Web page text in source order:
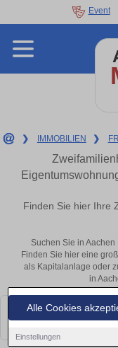
Alle Cookies
Einstellungen
Event
❯ IMMOBILIEN ❯
Finden Sie hier Ihre
Suchen Sie in
Finden Sie hier eine
als Kapitalanlage oder
in
Leider konnten wir derzeit
bald wieder vorbei!